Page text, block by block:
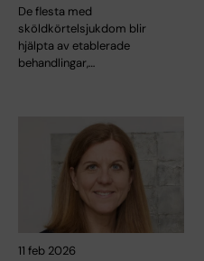
De flesta med
sköldkörtelsjukdom blir
hjälpta av etablerade
behandlingar,…
11 feb 2026